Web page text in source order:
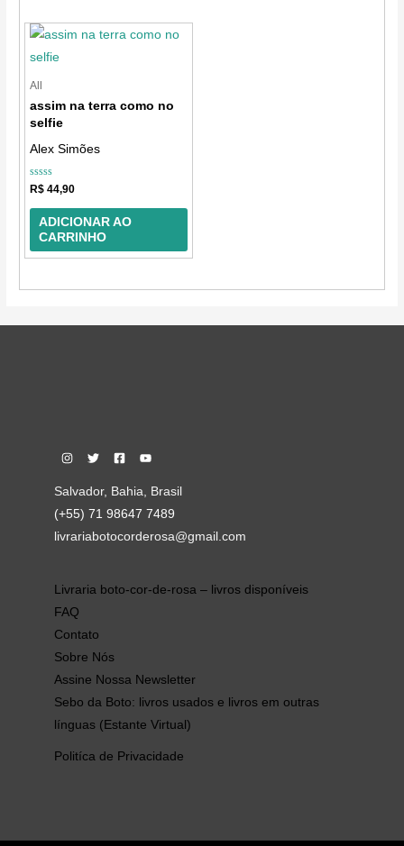
All
assim na terra como no
selfie
Alex Simões
Avaliação
de
R$ 44,90
ADICIONAR AO
CARRINHO
Salvador, Bahia, Brasil
(+55) 71 98647 7489
livrariabotocorderosa@gmail.com
Livraria boto-cor-de-rosa – livros disponíveis
FAQ
Contato
Sobre Nós
Assine Nossa Newsletter
Sebo da Boto: livros usados e livros em outras
línguas (Estante Virtual)
Politíca de Privacidade